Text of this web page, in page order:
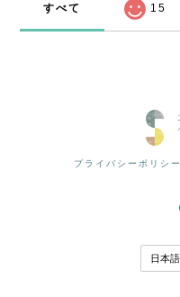
すべて 15
プライバシーポリシー